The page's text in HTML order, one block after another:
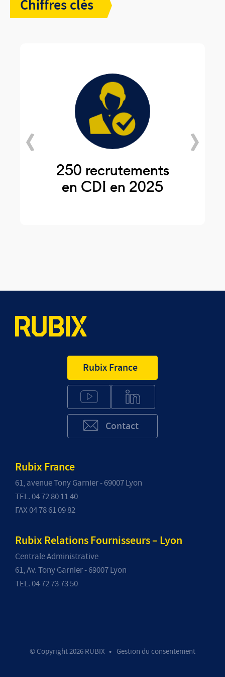
Chiffres clés
250 recrutements
en CDI en 2025
Rubix France
Contact
Rubix France
61, avenue Tony Garnier - 69007 Lyon
TEL. 04 72 80 11 40
FAX 04 78 61 09 82
Rubix Relations Fournisseurs – Lyon
Centrale Administrative
61, Av. Tony Garnier - 69007 Lyon
TEL. 04 72 73 73 50
© Copyright 2026 RUBIX Gestion du consentement